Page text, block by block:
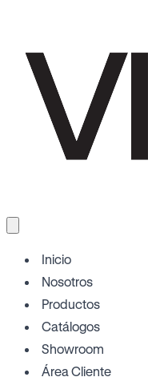
Inicio
Nosotros
Productos
Catálogos
Showroom
Área Cliente